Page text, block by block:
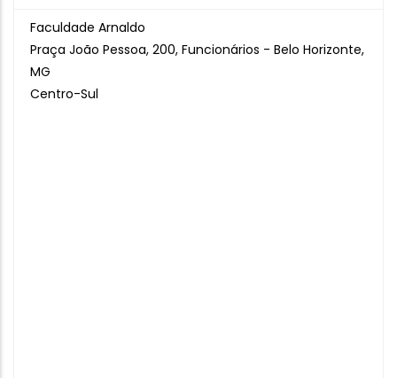
Faculdade Arnaldo
Praça João Pessoa, 200, Funcionários - Belo Horizonte,
MG
Centro-Sul